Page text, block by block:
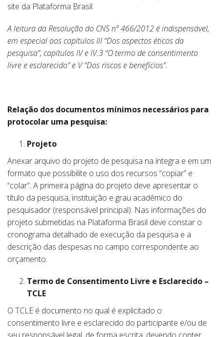
site da Plataforma Brasil.
A leitura da Resolução do CNS nº 466/2012 é indispensável,
em especial aos capítulos III “Dos aspectos éticos da
pesquisa”, capítulos IV e IV.3 “O termo de consentimento
livre e esclarecido” e V “Dos riscos e benefícios”.
Relação dos documentos mínimos necessários para
protocolar uma pesquisa:
Projeto
Anexar arquivo do projeto de pesquisa na íntegra e em um
formato que possibilite o uso dos recursos “copiar” e
“colar”. A primeira página do projeto deve apresentar o
título da pesquisa, instituição e grau acadêmico do
pesquisador (responsável principal). Nas informações do
projeto submetidas na Plataforma Brasil deve constar o
cronograma detalhado de execução da pesquisa e a
descrição das despesas no campo correspondente ao
orçamento.
Termo de Consentimento Livre e Esclarecido –
TCLE
O TCLE é documento no qual é explicitado o
consentimento livre e esclarecido do participante e/ou de